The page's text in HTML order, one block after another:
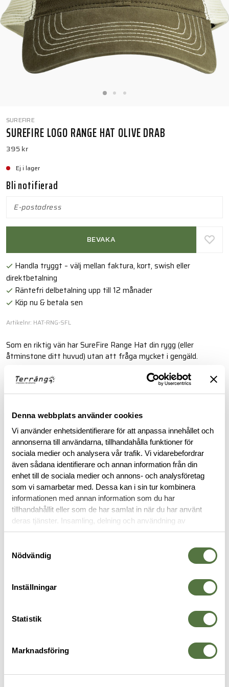
Denna webbplats använder cookies
Vi använder enhetsidentifierare för att anpassa innehållet och
annonserna till användarna, tillhandahålla funktioner för
sociala medier och analysera vår trafik. Vi vidarebefordrar
även sådana identifierare och annan information från din
enhet till de sociala medier och annons- och analysföretag
som vi samarbetar med. Dessa kan i sin tur kombinera
informationen med annan information som du har
tillhandahållit eller som de har samlat in när du har använt
deras tjänster. Insamling, delning och användning av
personuppgifter kan användas för personalisering av
Nödvändig
Inställningar
Statistik
Marknadsföring
SUREFIRE
SUREFIRE LOGO RANGE HAT OLIVE DRAB
395 kr
Ej i lager
Bli notifierad
BEVAKA
Handla tryggt – välj mellan faktura, kort, swish eller
direktbetalning
Räntefri delbetalning upp till 12 månader
Köp nu & betala sen
Artikelnr: HAT-RNG-SFL
Som en riktig vän har SureFire Range Hat din rygg (eller
åtminstone ditt huvud) utan att fråga mycket i gengäld.
Läs mer
BESKRIVNING
RECENSIONER
OM VARUMÄRKET
KEPSAR
Wordmark Patch Trucker
Wordmark Stretch Fit Cardinal